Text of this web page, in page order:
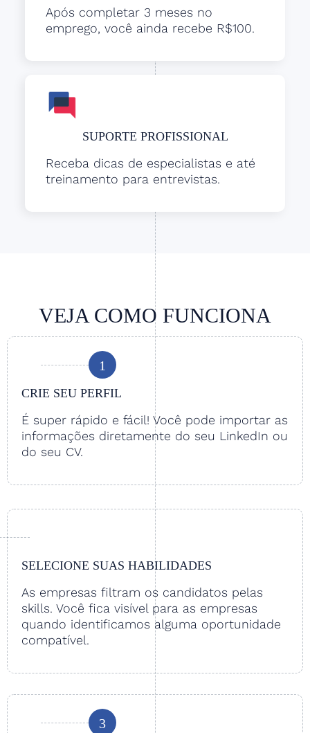
Após completar 3 meses no
emprego, você ainda recebe R$100.
SUPORTE PROFISSIONAL
Receba dicas de especialistas e até
treinamento para entrevistas.
VEJA COMO FUNCIONA
1
CRIE SEU PERFIL
É super rápido e fácil! Você pode importar as
informações diretamente do seu LinkedIn ou
do seu CV.
SELECIONE SUAS HABILIDADES
As empresas filtram os candidatos pelas
skills. Você fica visível para as empresas
quando identificamos alguma oportunidade
compatível.
3